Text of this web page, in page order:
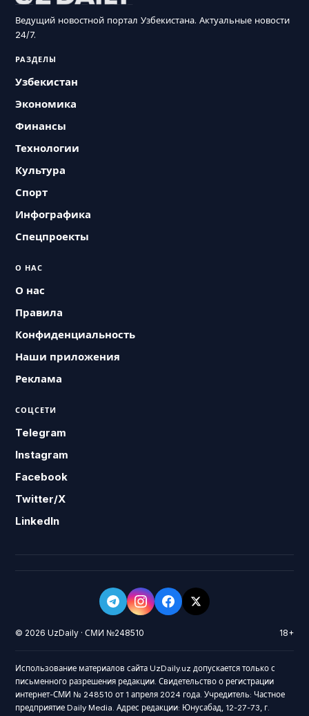
Ведущий новостной портал Узбекистана. Актуальные новости
24/7.
РАЗДЕЛЫ
Узбекистан
Экономика
Финансы
Технологии
Культура
Спорт
Инфографика
Спецпроекты
О НАС
О нас
Правила
Конфиденциальность
Наши приложения
Реклама
СОЦСЕТИ
Telegram
Instagram
Facebook
Twitter/X
LinkedIn
© 2026 UzDaily · СМИ №248510 18+
Использование материалов сайта UzDaily.uz допускается только с
письменного разрешения редакции. Свидетельство о регистрации
интернет-СМИ № 248510 от 1 апреля 2024 года. Учредитель: Частное
предприятие Daily Media. Адрес редакции: Юнусабад, 12-27-73, г.